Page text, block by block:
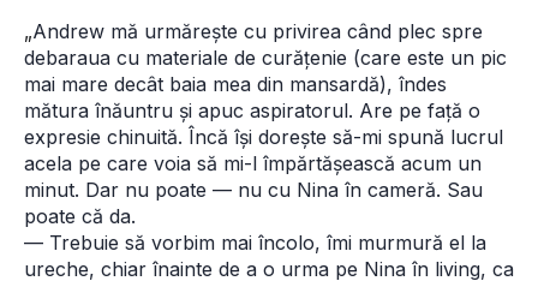
„Andrew mă urmărește cu privirea când plec spre
debaraua cu materiale de curățenie (care este un pic
mai mare decât baia mea din mansardă), îndes
mătura înăuntru și apuc aspiratorul. Are pe față o
expresie chinuită. Încă își dorește să-mi spună lucrul
acela pe care voia să mi-l împărtășească acum un
minut. Dar nu poate — nu cu Nina în cameră. Sau
poate că da.
— Trebuie să vorbim mai încolo, îmi murmură el la
ureche, chiar înainte de a o urma pe Nina în living, ca